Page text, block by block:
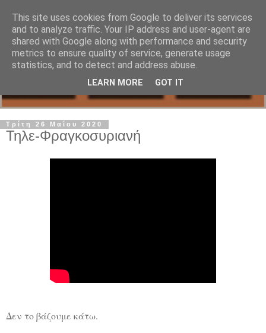
Τρίτη 26 Μαΐου 2020
Τηλε-Φραγκοσυριανή
Δεν το βάζουμε κάτω.
This site uses cookies from Google to deliver its services
and to analyze traffic. Your IP address and user-agent are
shared with Google along with performance and security
metrics to ensure quality of service, generate usage
statistics, and to detect and address abuse.
LEARN MORE GOT IT